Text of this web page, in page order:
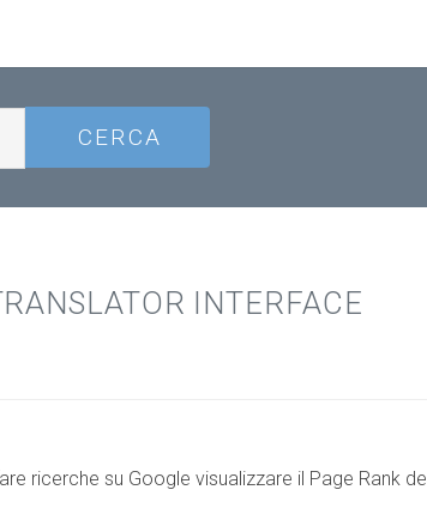
INTERFACE
ricerche su Google visualizzare il Page Rank del